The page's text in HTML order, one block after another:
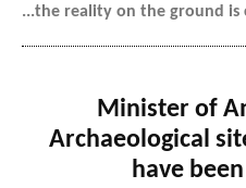
the reality on the ground is
Minister of
Archaeological
have